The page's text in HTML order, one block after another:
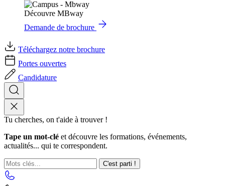
Découvre MBway
Demande de brochure
Téléchargez notre brochure
Portes ouvertes
Candidature
Tu cherches, on t'aide à trouver !
Tape un mot-clé et découvre les formations, événements,
actualités... qui te correspondent.
C'est parti !